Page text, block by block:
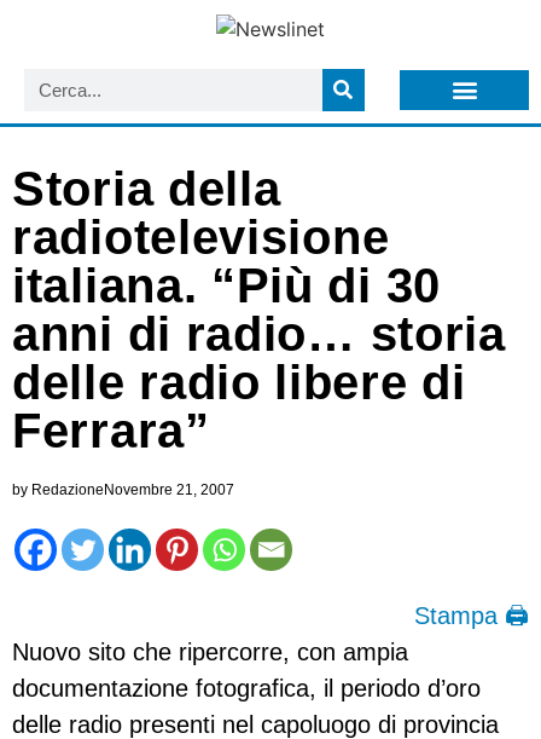
Storia della
radiotelevisione
italiana. “Più di 30
anni di radio… storia
delle radio libere di
Ferrara”
by RedazioneNovembre 21, 2007
Stampa 🖨
Nuovo sito che ripercorre, con ampia
documentazione fotografica, il periodo d’oro
delle radio presenti nel capoluogo di provincia